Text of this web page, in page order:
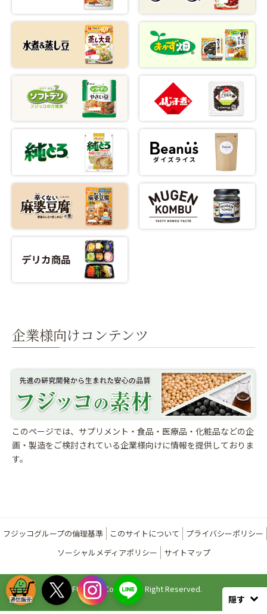
企業様向けコンテンツ
このページでは、サプリメント・食品・医療品・化粧品などの企
画・製造をご検討されている企業様向けに情報を提供しておりま
す。
フジッコグループの倫理基準 このサイトについて
プライバシーポリシー
ソーシャルメディアポリシー
サイトマップ
©FUJICCO Co., Ltd. All Right Reserved.